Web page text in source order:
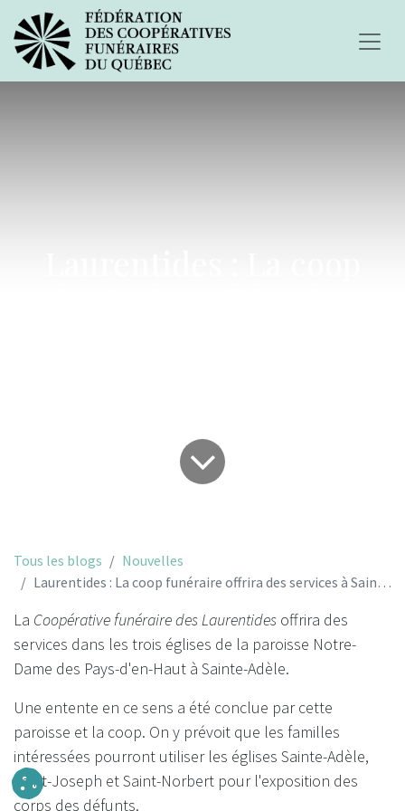
Tous les blogs
Nouvelles
Laurentides : La coop funéraire offrira des services à Sainte-Adèle
La Coopérative funéraire des Laurentides offrira des
services dans les trois églises de la paroisse Notre-
Dame des Pays-d'en-Haut à Sainte-Adèle.
Une entente en ce sens a été conclue par cette
paroisse et la coop. On y prévoit que les familles
intéressées pourront utiliser les églises Sainte-Adèle,
Saint-Joseph et Saint-Norbert pour l'exposition des
corps des défunts.